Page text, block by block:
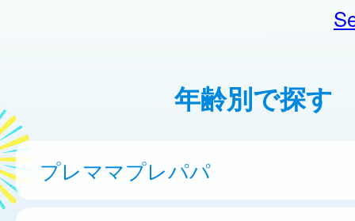
年齢別で探す
プレママプレパパ